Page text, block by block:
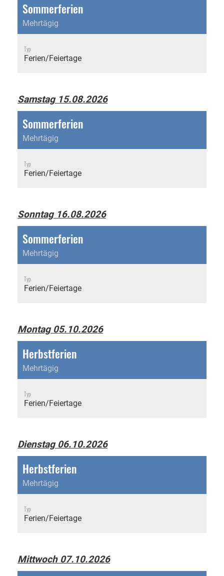
Sommerferien
Mehrtägig
Typ
Ferien/Feiertage
Samstag 15.08.2026
Sommerferien
Mehrtägig
Typ
Ferien/Feiertage
Sonntag 16.08.2026
Sommerferien
Mehrtägig
Typ
Ferien/Feiertage
Montag 05.10.2026
Herbstferien
Mehrtägig
Typ
Ferien/Feiertage
Dienstag 06.10.2026
Herbstferien
Mehrtägig
Typ
Ferien/Feiertage
Mittwoch 07.10.2026